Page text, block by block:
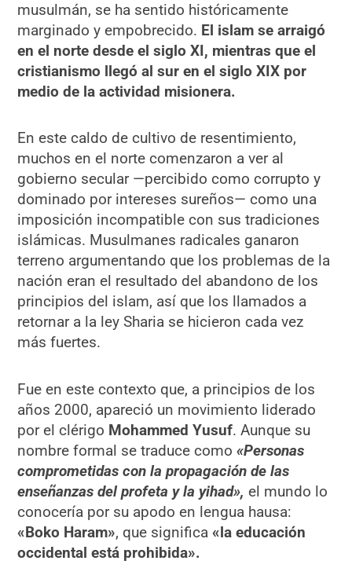
musulmán, se ha sentido históricamente
marginado y empobrecido. El islam se arraigó
en el norte desde el siglo XI, mientras que el
cristianismo llegó al sur en el siglo XIX por
medio de la actividad misionera.
En este caldo de cultivo de resentimiento,
muchos en el norte comenzaron a ver al
gobierno secular —percibido como corrupto y
dominado por intereses sureños— como una
imposición incompatible con sus tradiciones
islámicas. Musulmanes radicales ganaron
terreno argumentando que los problemas de la
nación eran el resultado del abandono de los
principios del islam, así que los llamados a
retornar a la ley Sharia se hicieron cada vez
más fuertes.
Fue en este contexto que, a principios de los
años 2000, apareció un movimiento liderado
por el clérigo Mohammed Yusuf. Aunque su
nombre formal se traduce como«Personas
comprometidas con la propagación de las
enseñanzas del profeta y la yihad», el mundo lo
conocería por su apodo en lengua hausa:
«Boko Haram», que significa «la educación
occidental está prohibida».